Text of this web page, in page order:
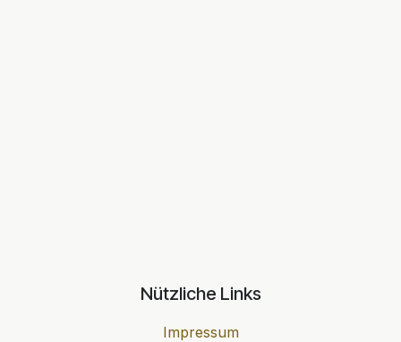
Nützliche Links
Impressum